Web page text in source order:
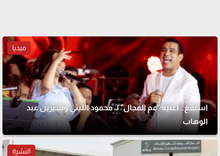
ميديا
استمع.. أغنية "عم المجال" لـ محمود الليثي وشيرين عبد
الوهاب
النشرة